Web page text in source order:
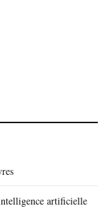
artificielle